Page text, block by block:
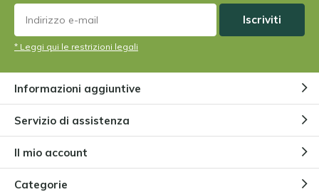
Iscriviti
* Leggi qui le restrizioni legali
Informazioni aggiuntive
Servizio di assistenza
Il mio account
Categorie